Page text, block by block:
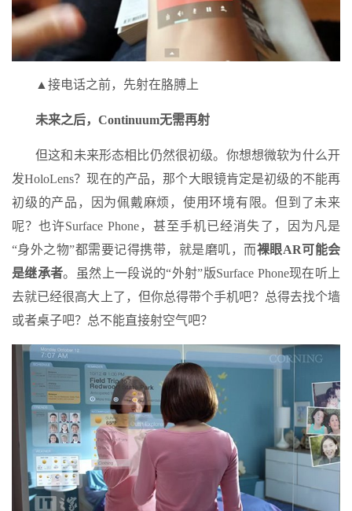
▲接电话之前，先射在胳膊上
未来之后，Continuum无需再射
但这和未来形态相比仍然很初级。你想想微软为什么开
发HoloLens？现在的产品，那个大眼镜肯定是初级的不能再
初级的产品，因为佩戴麻烦，使用环境有限。但到了未来
呢？也许Surface Phone，甚至手机已经消失了，因为凡是
“身外之物”都需要记得携带，就是磨叽，而裸眼AR可能会
是继承者。虽然上一段说的“外射”版Surface Phone现在听上
去就已经很高大上了，但你总得带个手机吧？总得去找个墙
或者桌子吧？总不能直接射空气吧？